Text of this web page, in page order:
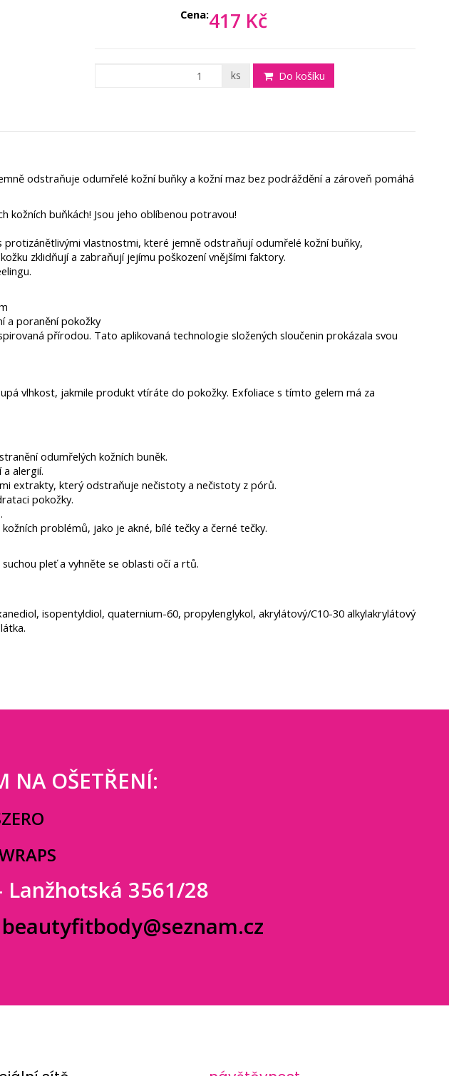
Cena:417 Kč
ks Do košíku
odstraňuje odumřelé kožní buňky a kožní maz bez podráždění a zároveň pomáhá
kožních buňkách! Jsou jeho oblíbenou potravou!
vlastnostmi, které jemně odstraňují odumřelé kožní buňky,
zklidňují a zabraňují jejímu poškození vnějšími faktory.
a poranění pokožky
přírodou. Tato aplikovaná technologie složených sloučenin prokázala svou
vlhkost, jakmile produkt vtíráte do pokožky. Exfoliace s tímto gelem má za
odumřelých kožních buněk.
a alergií.
extrakty, který odstraňuje nečistoty a nečistoty z pórů.
pokožky.
problémů, jako je akné, bílé tečky a černé tečky.
pleť a vyhněte se oblasti očí a rtů.
isopentyldiol, quaternium-60, propylenglykol, akrylátový/C10-30 alkylakrylátový
NA OŠETŘENÍ:
Lanžhotská 3561/28
beautyfitbody@seznam.cz